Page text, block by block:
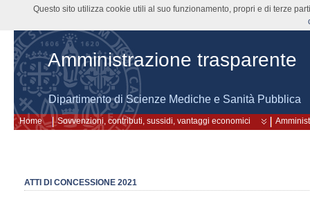
Amministrazione trasparente
Dipartimento di Scienze Mediche e Sanità Pubblica
Home Sovvenzioni, contributi, sussidi, vantaggi economici
ATTI DI CONCESSIONE 2021
Questo sito utilizza cookie utili al suo funzionamento, propri e di terze